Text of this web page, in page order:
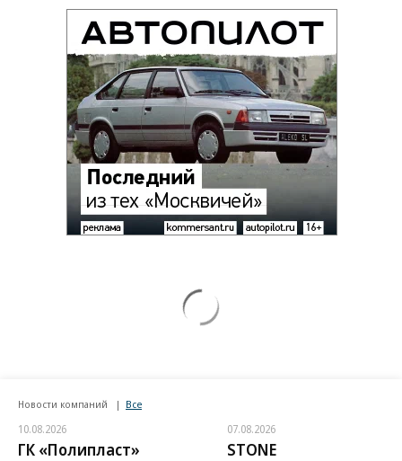
Новости компаний Все
10.08.2026
ГК «Полипласт»
07.08.2026
STONE